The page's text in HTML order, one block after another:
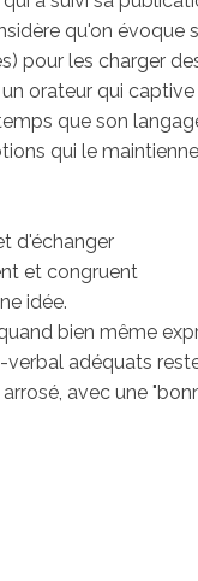
qu'on évoque
pour les charger
orateur qui
que son
qui le
d'échanger
et congruent
idée.
bien même
adéquats
avec une